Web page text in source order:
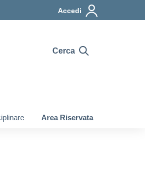
Accedi
Cerca
Area Riservata